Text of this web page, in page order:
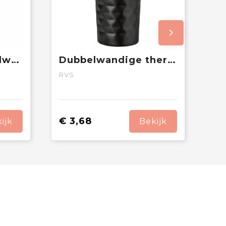
COZYCUP - Dubbelwandige beker 350ml Dubbelwandige thermosbeker Lorraine | 300 ml
RVS
€ 3,68 Bekijk